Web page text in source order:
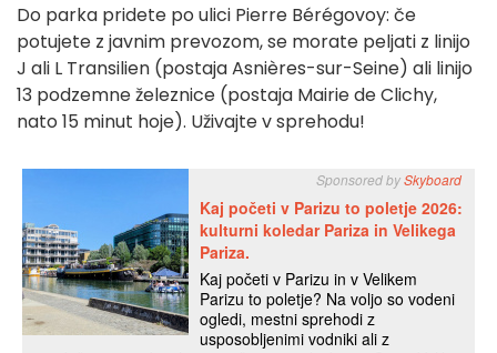
Do parka pridete po ulici Pierre Bérégovoy: če
potujete z javnim prevozom, se morate peljati z linijo
J ali L Transilien (postaja Asnières-sur-Seine) ali linijo
13 podzemne železnice (postaja Mairie de Clichy,
nato 15 minut hoje). Uživajte v sprehodu!